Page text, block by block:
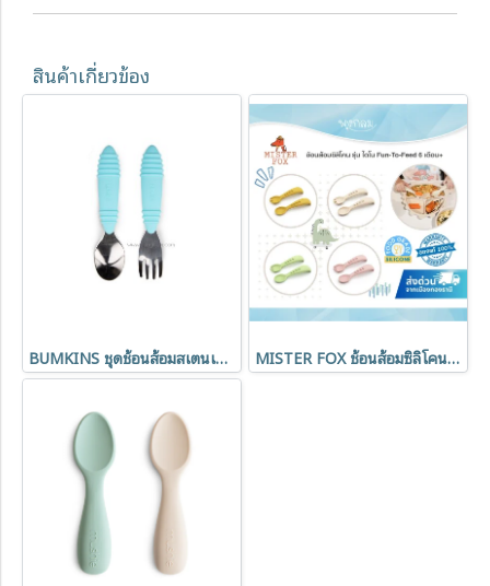
สินค้าเกี่ยวข้อง
BUMKINS ชุดช้อนส้อมสเตนเลส ด้ามจับซิลิโคน (18m+) MISTER FOX ช้อนส้อมซิลิโคน รุ่น ไดโนเสาร์ (6m+)